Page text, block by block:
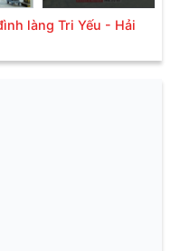
làng Tri Yếu - Hải